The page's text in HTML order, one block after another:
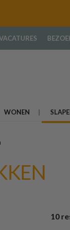
WONEN
10